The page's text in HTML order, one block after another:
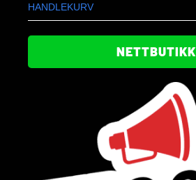
HANDLEKURV
NETTBUTIKK